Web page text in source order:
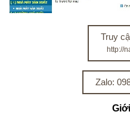
Truy
http://
Zalo: